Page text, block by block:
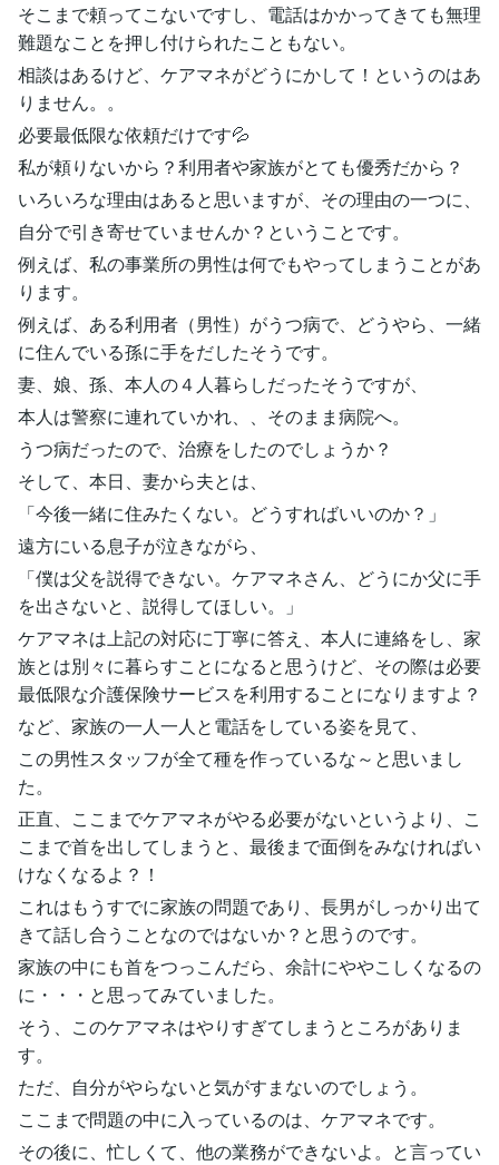
そこまで頼ってこないですし、電話はかかってきても無理
難題なことを押し付けられたこともない。
相談はあるけど、ケアマネがどうにかして！というのはあ
りません。。
必要最低限な依頼だけです💦
私が頼りないから？利用者や家族がとても優秀だから？
いろいろな理由はあると思いますが、その理由の一つに、
自分で引き寄せていませんか？ということです。
例えば、私の事業所の男性は何でもやってしまうことがあ
ります。
例えば、ある利用者（男性）がうつ病で、どうやら、一緒
に住んでいる孫に手をだしたそうです。
妻、娘、孫、本人の４人暮らしだったそうですが、
本人は警察に連れていかれ、、そのまま病院へ。
うつ病だったので、治療をしたのでしょうか？
そして、本日、妻から夫とは、
「今後一緒に住みたくない。どうすればいいのか？」
遠方にいる息子が泣きながら、
「僕は父を説得できない。ケアマネさん、どうにか父に手
を出さないと、説得してほしい。」
ケアマネは上記の対応に丁寧に答え、本人に連絡をし、家
族とは別々に暮らすことになると思うけど、その際は必要
最低限な介護保険サービスを利用することになりますよ？
など、家族の一人一人と電話をしている姿を見て、
この男性スタッフが全て種を作っているな～と思いまし
た。
正直、ここまでケアマネがやる必要がないというより、こ
こまで首を出してしまうと、最後まで面倒をみなければい
けなくなるよ？！
これはもうすでに家族の問題であり、長男がしっかり出て
きて話し合うことなのではないか？と思うのです。
家族の中にも首をつっこんだら、余計にややこしくなるの
に・・・と思ってみていました。
そう、このケアマネはやりすぎてしまうところがありま
す。
ただ、自分がやらないと気がすまないのでしょう。
ここまで問題の中に入っているのは、ケアマネです。
その後に、忙しくて、他の業務ができないよ。と言ってい